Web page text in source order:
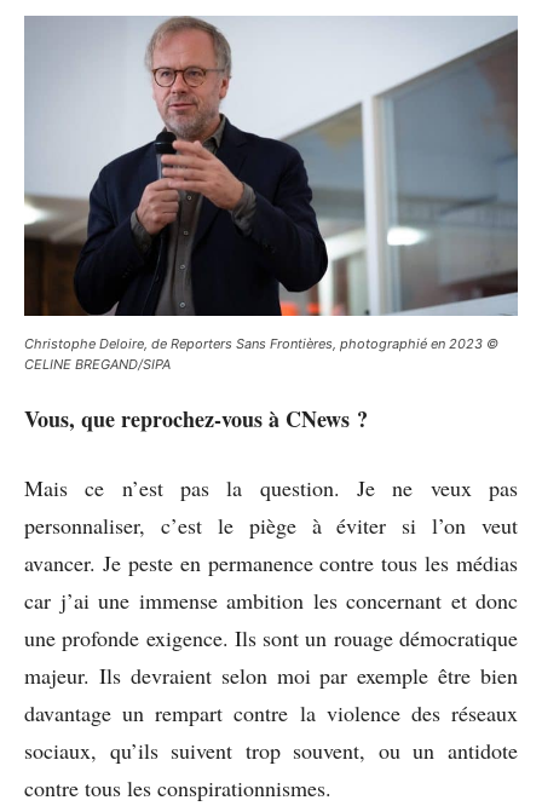
Christophe Deloire, de Reporters Sans Frontières, photographié en 2023 ©
CELINE BREGAND/SIPA
Vous, que reprochez-vous à CNews ?
Mais ce n’est pas la question. Je ne veux pas
personnaliser, c’est le piège à éviter si l’on veut
avancer. Je peste en permanence contre tous les médias
car j’ai une immense ambition les concernant et donc
une profonde exigence. Ils sont un rouage démocratique
majeur. Ils devraient selon moi par exemple être bien
davantage un rempart contre la violence des réseaux
sociaux, qu’ils suivent trop souvent, ou un antidote
contre tous les conspirationnismes.